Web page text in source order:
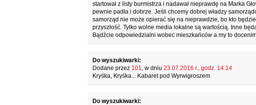
startował z listy burmistrza i nadawał nieprawdę na Marka
pewnie padła i dobrze. Jeśli chcemy dobrej władzy
samorząd nie może opierać się na nieprawdzie, bo kto
przyszłość. Tylko wolne media lokalne są wartością. Inne
Bądźcie odpowiedzialni wobec mieszkańców a my to
Do wyszukiwarki:
Dodane przez 101, w dniu 23.07.2016 r., godz. 14.14
Kryśka, Kryśka... Kabaret pod Wyrwigroszem
Do wyszukiwarki: